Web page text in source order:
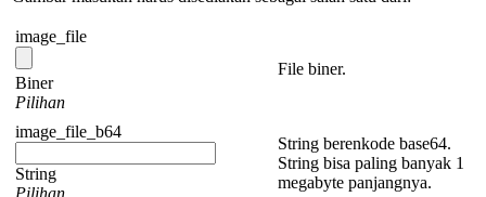
image_file
Biner
Pilihan
File biner.
image_file_b64
String
String berenkode base64.
String bisa paling banyak 1
megabyte panjangnya.